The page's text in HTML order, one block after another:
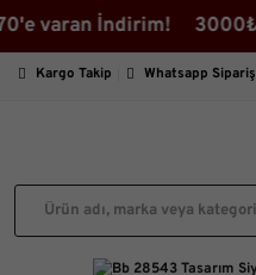
İndirim! 3000₺ ve
Kargo Takip Whatsapp